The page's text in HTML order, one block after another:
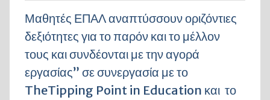
Μαθητές ΕΠΑΛ αναπτύσσουν οριζόντιες
δεξιότητες για το παρόν και το μέλλον
τους και συνδέονται με την αγορά
εργασίας” σε συνεργασία με το
TheTipping Point in Education και το